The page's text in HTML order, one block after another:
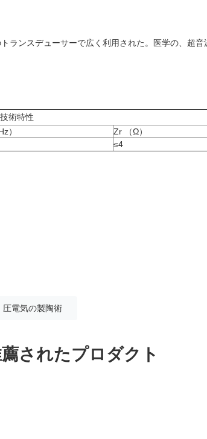
ランスデューサーで広く利用された。医学の、超音
術特性
）
Zr （Ω）
≤4
圧電気の製陶術
されたプロダクト